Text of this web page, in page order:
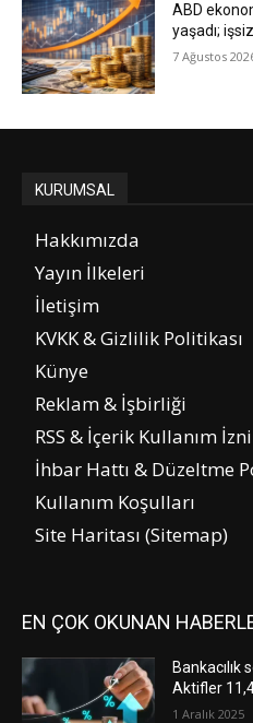
ABD
yaşadı;
7 Ağustos
KURUMSAL
Hakkımızda
Yayın İlkeleri
İletişim
KVKK & Gizlilik Politikası
Künye
Reklam & İşbirliği
RSS & İçerik Kullanım İzni
İhbar Hattı & Düzeltme
Kullanım Koşulları
Site Haritası (Sitemap)
EN ÇOK OKUNAN
Bankacılık
Aktifler
1 Aralık 2025